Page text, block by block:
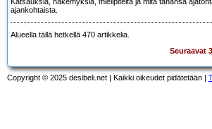
Katsauksia, näkemyksiä, mielipiteitä ja mitä tahansa
ajankohtaista.
Alueella tällä hetkellä 470 artikkelia.
Seuraavat
Copyright © 2025 desibeli.net | Kaikki oikeudet pidätetään |